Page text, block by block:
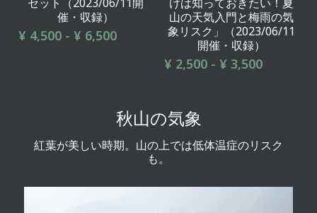
催・収録）
¥ 4,500 - ¥ 6,500
山の天気入門と梅雨の気
象リスク」（2023/06/11
開催・収録）
¥ 2,500 - ¥ 3,500
秋山の気象
紅葉が美しい時期。山の上では低体温症のリスク
も。